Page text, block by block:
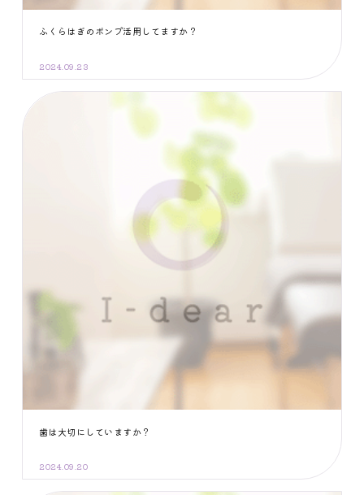
ふくらはぎのポンプ活用してますか？
2024.09.23
歯は大切にしていますか？
2024.09.20